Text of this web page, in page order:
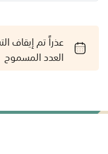
عذراً تم إيقاف
العدد المسموح